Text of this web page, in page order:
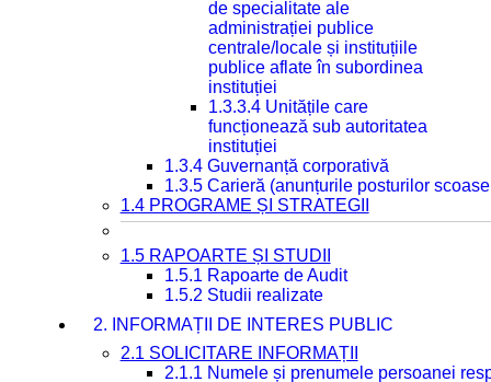
de specialitate ale
administrației publice
centrale/locale și instituțiile
publice aflate în subordinea
instituției
1.3.3.4 Unitățile care
funcționează sub autoritatea
instituției
1.3.4 Guvernanță corporativă
1.3.5 Carieră (anunțurile posturilor
1.4 PROGRAME ȘI STRATEGII
1.5 RAPOARTE ȘI STUDII
1.5.1 Rapoarte de Audit
1.5.2 Studii realizate
2. INFORMAȚII DE INTERES PUBLIC
2.1 SOLICITARE INFORMAȚII
2.1.1 Numele și prenumele persoanei